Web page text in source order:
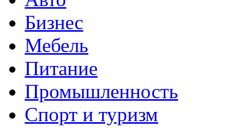
Бизнес
Мебель
Питание
Промышленность
Спорт и туризм